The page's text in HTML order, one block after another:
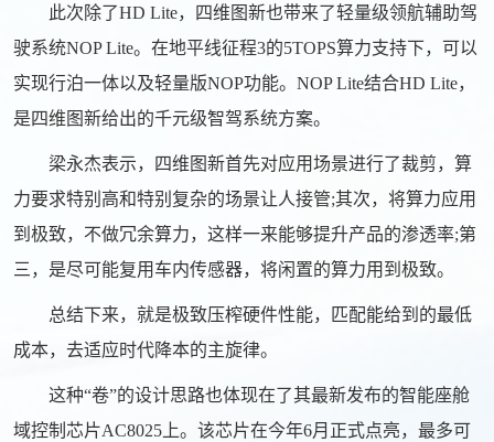
此次除了HD Lite，四维图新也带来了轻量级领航辅助驾
驶系统NOP Lite。在地平线征程3的5TOPS算力支持下，可以
实现行泊一体以及轻量版NOP功能。NOP Lite结合HD Lite，
是四维图新给出的千元级智驾系统方案。
梁永杰表示，四维图新首先对应用场景进行了裁剪，算
力要求特别高和特别复杂的场景让人接管;其次，将算力应用
到极致，不做冗余算力，这样一来能够提升产品的渗透率;第
三，是尽可能复用车内传感器，将闲置的算力用到极致。
总结下来，就是极致压榨硬件性能，匹配能给到的最低
成本，去适应时代降本的主旋律。
这种“卷”的设计思路也体现在了其最新发布的智能座舱
域控制芯片AC8025上。该芯片在今年6月正式点亮，最多可